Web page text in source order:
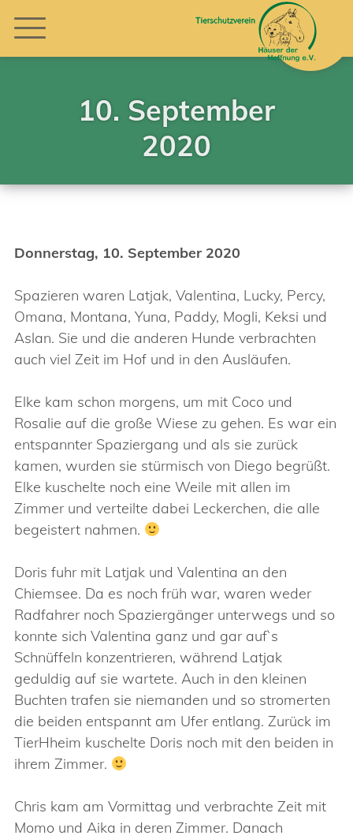
10. September
2020
Donnerstag, 10. September 2020
Spazieren waren Latjak, Valentina, Lucky, Percy,
Omana, Montana, Yuna, Paddy, Mogli, Keksi und
Aslan. Sie und die anderen Hunde verbrachten
auch viel Zeit im Hof und in den Ausläufen.
Elke kam schon morgens, um mit Coco und
Rosalie auf die große Wiese zu gehen. Es war ein
entspannter Spaziergang und als sie zurück
kamen, wurden sie stürmisch von Diego begrüßt.
Elke kuschelte noch eine Weile mit allen im
Zimmer und verteilte dabei Leckerchen, die alle
begeistert nahmen.
Doris fuhr mit Latjak und Valentina an den
Chiemsee. Da es noch früh war, waren weder
Radfahrer noch Spaziergänger unterwegs und so
konnte sich Valentina ganz und gar auf`s
Schnüffeln konzentrieren, während Latjak
geduldig auf sie wartete. Auch in den kleinen
Buchten trafen sie niemanden und so stromerten
die beiden entspannt am Ufer entlang. Zurück im
TierHheim kuschelte Doris noch mit den beiden in
ihrem Zimmer.
Chris kam am Vormittag und verbrachte Zeit mit
Momo und Aika in deren Zimmer. Danach